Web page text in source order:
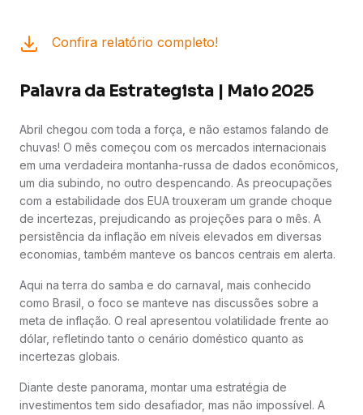
Confira relatório completo!
Palavra da Estrategista | Maio 2025
Abril chegou com toda a força, e não estamos falando de
chuvas! O mês começou com os mercados internacionais
em uma verdadeira montanha-russa de dados econômicos,
um dia subindo, no outro despencando. As preocupações
com a estabilidade dos EUA trouxeram um grande choque
de incertezas, prejudicando as projeções para o mês. A
persistência da inflação em níveis elevados em diversas
economias, também manteve os bancos centrais em alerta.
Aqui na terra do samba e do carnaval, mais conhecido
como Brasil, o foco se manteve nas discussões sobre a
meta de inflação. O real apresentou volatilidade frente ao
dólar, refletindo tanto o cenário doméstico quanto as
incertezas globais.
Diante deste panorama, montar uma estratégia de
investimentos tem sido desafiador, mas não impossível. A